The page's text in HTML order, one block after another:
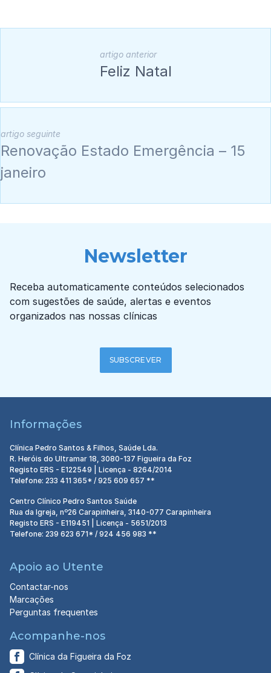
artigo anterior
Feliz Natal
artigo seguinte
Renovação Estado Emergência – 15
janeiro
Newsletter
Receba automaticamente conteúdos selecionados
com sugestões de saúde, alertas e eventos
organizados nas nossas clínicas
SUBSCREVER
Informações
Clínica Pedro Santos & Filhos, Saúde Lda.
R. Heróis do Ultramar 18, 3080-137 Figueira da Foz
Registo ERS - E122549 | Licença - 8264/2014
Telefone: 233 411 365* / 925 609 657 **
Centro Clínico Pedro Santos Saúde
Rua da Igreja, nº26 Carapinheira, 3140-077 Carapinheira
Registo ERS - E119451 | Licença - 5651/2013
Telefone: 239 623 671* / 924 456 983 **
Apoio ao Utente
Contactar-nos
Marcações
Perguntas frequentes
Acompanhe-nos
Clínica da Figueira da Foz